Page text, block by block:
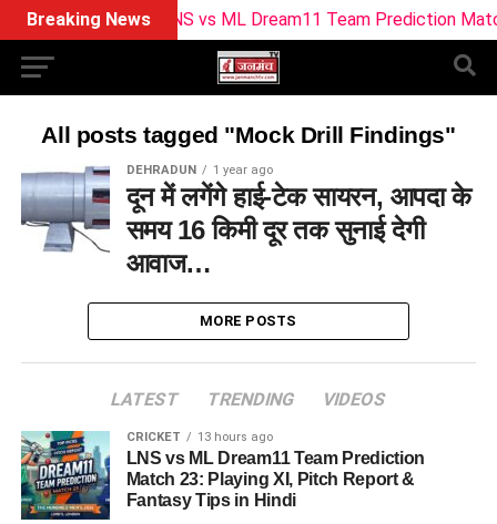
Breaking NewsLNS vs ML Dream11 Team Prediction Match
All posts tagged "Mock Drill Findings"
DEHRADUN 1 year ago
दून में लगेंगे हाई-टेक सायरन, आपदा के
समय 16 किमी दूर तक सुनाई देगी
आवाज…
MORE POSTS
LATEST TRENDING VIDEOS
CRICKET 13 hours ago
LNS vs ML Dream11 Team Prediction
Match 23: Playing XI, Pitch Report &
Fantasy Tips in Hindi